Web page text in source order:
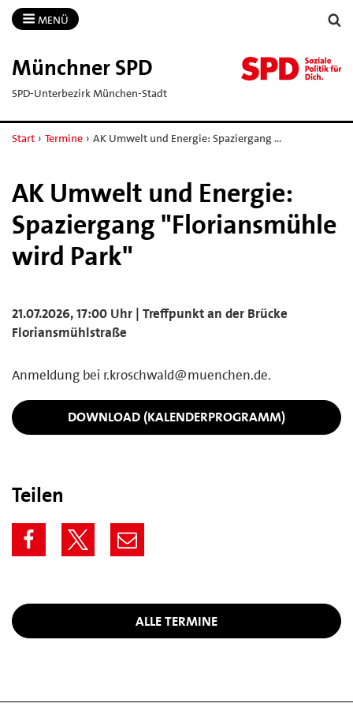
MENÜ
Münchner SPD
SPD-Unterbezirk München-Stadt
Start › Termine › AK Umwelt und Energie: Spaziergang …
AK Umwelt und Energie:
Spaziergang "Floriansmühle
wird Park"
21.07.2026, 17:00 Uhr | Treffpunkt an der Brücke
Floriansmühlstraße
Anmeldung bei r.kroschwald@muenchen.de.
DOWNLOAD (KALENDERPROGRAMM)
Teilen
ALLE TERMINE